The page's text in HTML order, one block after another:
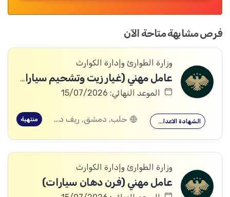
فرص مشابهة متاحة الآن
وزارة الطوارئ وإدارة الكوارث
عامل مهني (غيار زيت وتشحيم سيارات)
الموعد النهائي: 15/07/2026
الشهادة الاعدادية حلب, دمشق, ريف دمشق, درعا منتهية
وزارة الطوارئ وإدارة الكوارث
عامل مهني (فرن دهان سيارات)